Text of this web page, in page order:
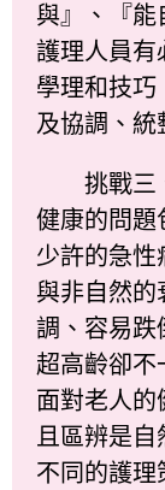
與』、『能
護理人員有
學理和技巧
及協調、統
挑戰三、
健康的問題
少許的急性
與非自然的
調、容易跌
超高齡卻不
面對老人
且區辨是
不同的護理